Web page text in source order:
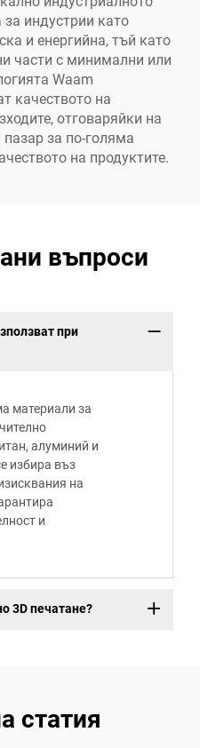
индустрии като
и енергийна, тъй като
части с минимални или
Waam
качеството на
отговаряйки на
за по-голяма
на продуктите.
въпроси
при
материали за
алуминий и
избира въз
на
и
3D печатане?
статия